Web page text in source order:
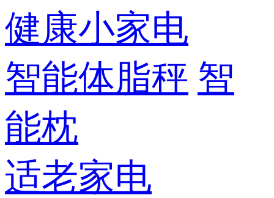
健康小家电
智能体脂秤 智
能枕
适老家电